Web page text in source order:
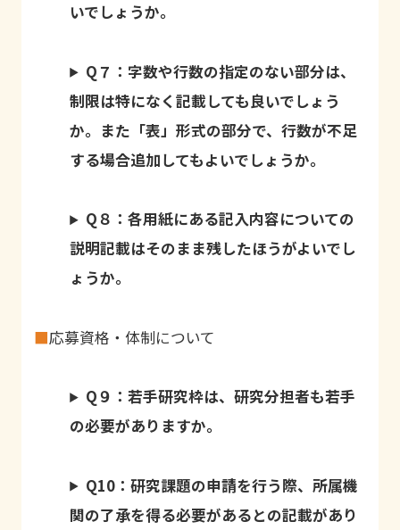
いでしょうか。
Q７：字数や行数の指定のない部分は、
制限は特になく記載しても良いでしょう
か。また「表」形式の部分で、行数が不足
する場合追加してもよいでしょうか。
Q８：各用紙にある記入内容についての
説明記載はそのまま残したほうがよいでし
ょうか。
■応募資格・体制について
Q９：若手研究枠は、研究分担者も若手
の必要がありますか。
Q10：研究課題の申請を行う際、所属機
関の了承を得る必要があるとの記載があり